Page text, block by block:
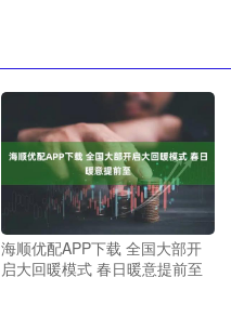
海顺优配APP下载 全国大部开
启大回暖模式 春日暖意提前至